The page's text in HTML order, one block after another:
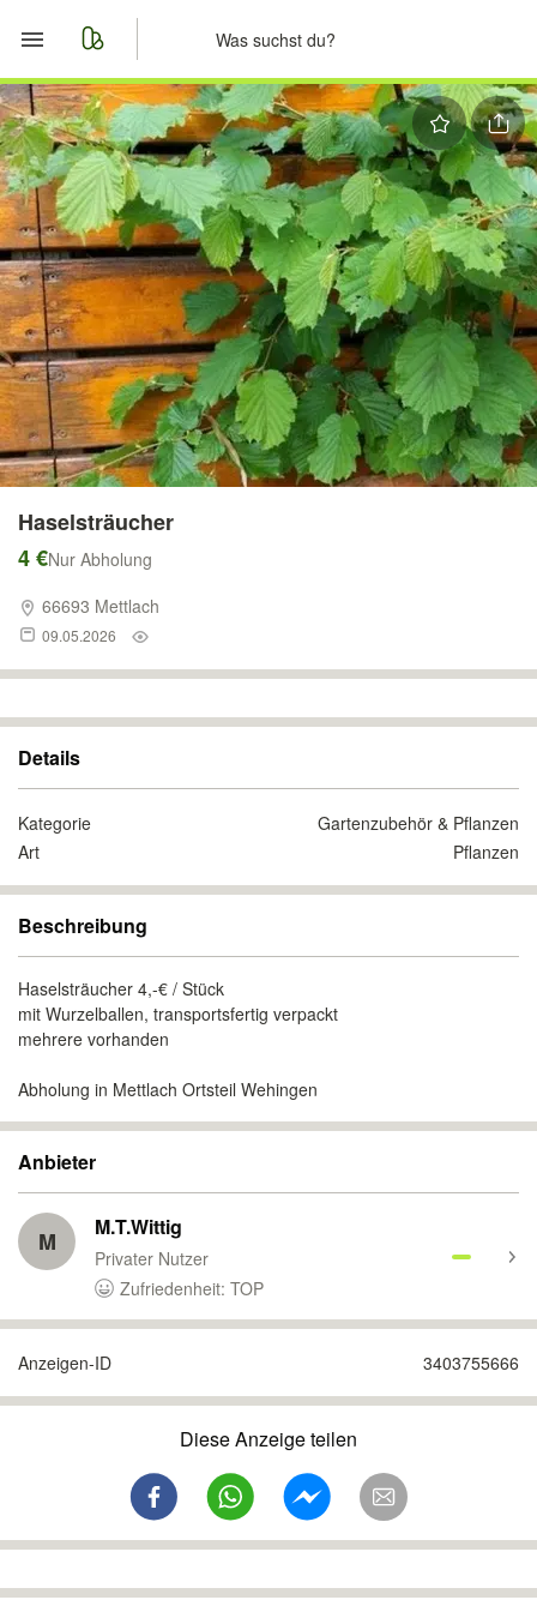
Start
Merkliste
Nachrichten
Anzeige aufgeben
Haselsträucher
4 €Nur Abholung
66693 Mettlach
09.05.2026
Details
Kategorie
Gartenzubehör & Pflanzen
Art
Pflanzen
Beschreibung
Haselsträucher 4,-€ / Stück
mit Wurzelballen, transportsfertig verpackt
mehrere vorhanden
Abholung in Mettlach Ortsteil Wehingen
Anbieter
M M.T.Wittig
Privater Nutzer
Zufriedenheit: TOP
Anzeigen-ID 3403755666
Diese Anzeige teilen